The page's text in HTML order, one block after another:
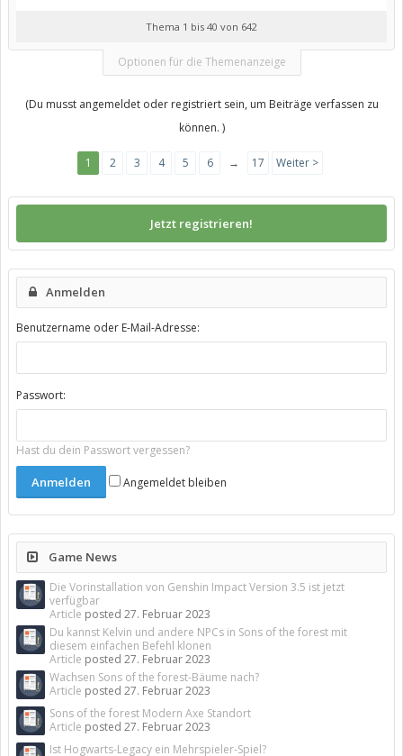
Thema 1 bis 40 von 642
Optionen für die Themenanzeige
(Du musst angemeldet oder registriert sein, um Beiträge verfassen zu
können. )
1 2 3 4 5 6 → 17 Weiter >
Jetzt registrieren!
Anmelden
Benutzername oder E-Mail-Adresse:
Passwort:
Hast du dein Passwort vergessen?
Angemeldet bleiben
Game News
Die Vorinstallation von Genshin Impact Version 3.5 ist jetzt
verfügbar
Article posted 27. Februar 2023
Du kannst Kelvin und andere NPCs in Sons of the forest mit
diesem einfachen Befehl klonen
Article posted 27. Februar 2023
Wachsen Sons of the forest-Bäume nach?
Article posted 27. Februar 2023
Sons of the forest Modern Axe Standort
Article posted 27. Februar 2023
Ist Hogwarts-Legacy ein Mehrspieler-Spiel?